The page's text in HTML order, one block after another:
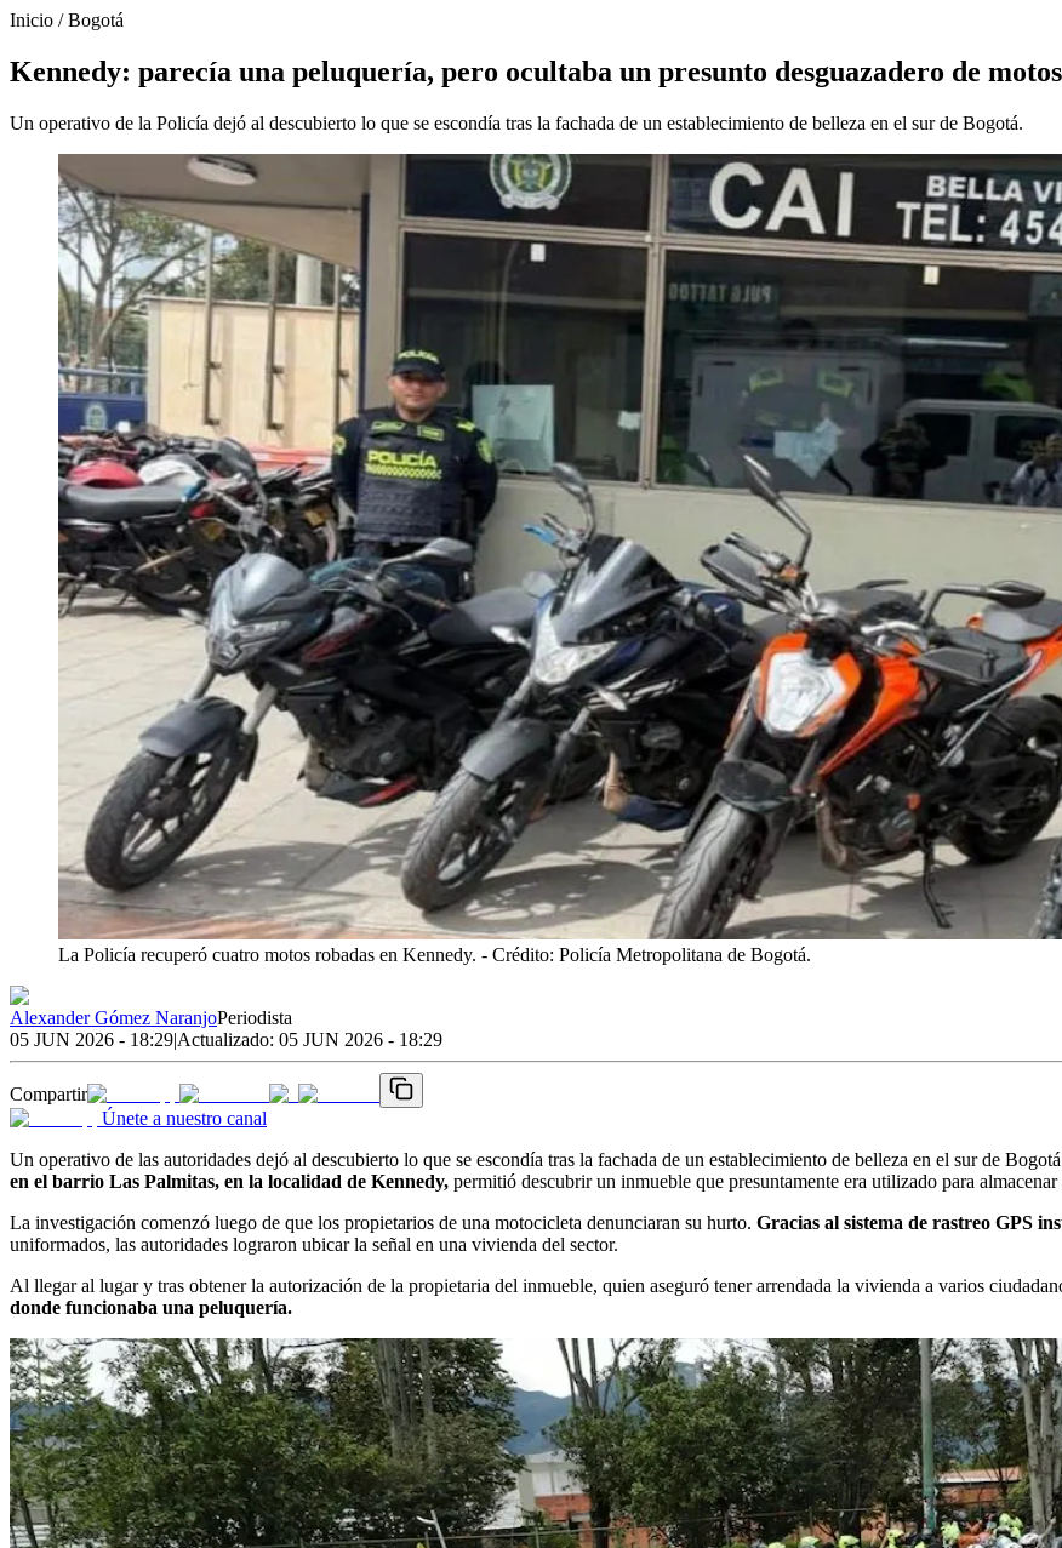
Inicio /Bogotá
Kennedy: parecía una peluquería, pero ocultaba un presunto desguazadero de
Un operativo de la Policía dejó al descubierto lo que se escondía tras la fachada de un establecimiento de belleza en el sur de Bogotá.
La Policía recuperó cuatro motos robadas en Kennedy. - Crédito: Policía Metropolitana de Bogotá.
Alexander Gómez NaranjoPeriodista
05 JUN 2026 - 18:29|Actualizado: 05 JUN 2026 - 18:29
Compartir
Únete a nuestro canal
Un operativo de las autoridades dejó al descubierto lo que se escondía tras la fachada de un establecimiento de belleza en el sur de
en el barrio Las Palmitas, en la localidad de Kennedy, permitió descubrir un inmueble que presuntamente era utilizado para
La investigación comenzó luego de que los propietarios de una motocicleta denunciaran su hurto. Gracias al sistema de rastreo GPS
uniformados, las autoridades lograron ubicar la señal en una vivienda del sector.
Al llegar al lugar y tras obtener la autorización de la propietaria del inmueble, quien aseguró tener arrendada la vivienda a varios
donde funcionaba una peluquería.